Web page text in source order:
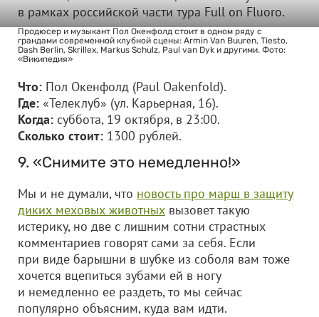
в рамках российской части тура Full on Fluoro.
Продюсер и музыкант Пол Окенфолд стоит в одном ряду с
грандами современной клубной сцены: Armin Van Buuren, Tiesto,
Dash Berlin, Skrillex, Markus Schulz, Paul van Dyk и другими. Фото:
«Википедия»
Что: Пол Окенфолд (Paul Oakenfold).
Где: «Телеклуб» (ул. Карьерная, 16).
Когда: суббота, 19 октября, в 23:00.
Сколько стоит: 1300 рублей.
9. «Снимите это немедленно!»
Мы и не думали, что новость про марш в защиту
диких меховых животных вызовет такую
истерику, но две с лишним сотни страстных
комментариев говорят сами за себя. Если
при виде барышни в шубке из соболя вам тоже
хочется вцепиться зубами ей в ногу
и немедленно ее раздеть, то мы сейчас
популярно объясним, куда вам идти.